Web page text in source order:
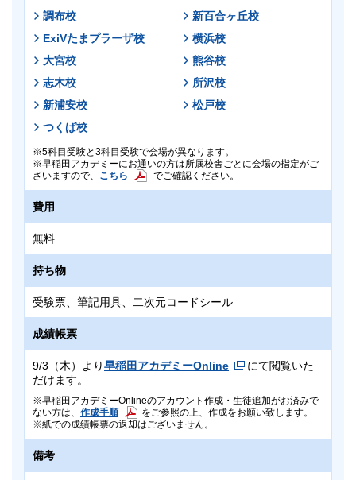
調布校
新百合ヶ丘校
ExiVたまプラーザ校
横浜校
大宮校
熊谷校
志木校
所沢校
新浦安校
松戸校
つくば校
5科目受験と3科目受験で会場が異なります。
早稲田アカデミーにお通いの方は所属校舎ごとに会場の指定がご
ざいますので、 こちら でご確認ください。
費用
無料
持ち物
受験票、筆記用具、二次元コードシール
成績帳票
9/3（木）より早稲田アカデミーOnline
にて閲覧いた
だけます。
早稲田アカデミーOnlineのアカウント作成・生徒追加がお済みで
ない方は、 作成手順
をご参照の上、作成をお願い致します。
紙での成績帳票の返却はございません。
備考